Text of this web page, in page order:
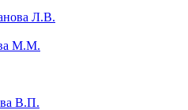
Л.В.
М.М.
В.П.